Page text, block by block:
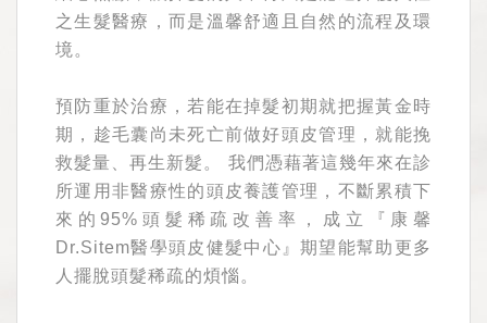
之生髮醫療，而是溫馨舒適且自然的流程及環
境。
預防重於治療，若能在掉髮初期就把握黃金時
期，趁毛囊尚未死亡前做好頭皮管理，就能挽
救髮量、再生新髮。 我們憑藉著這幾年來在診
所運用非醫療性的頭皮養護管理，不斷累積下
來的95%頭髮稀疏改善率，成立『康馨
Dr.Sitem醫學頭皮健髮中心』期望能幫助更多
人擺脫頭髮稀疏的煩惱。